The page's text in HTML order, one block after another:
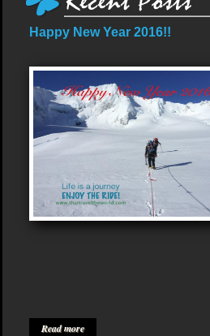
Happy New Year 2016!!
Read more